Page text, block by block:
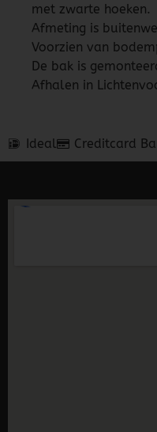
met zwarte hoeken.
Afmeting is
Voorzien van
De bak is
Afhalen in
Ideal Creditcard